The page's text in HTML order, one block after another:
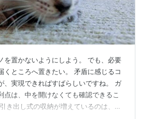
を置かないようにしよう。 でも、必要
くところへ置きたい。 矛盾に感じるコ
、実現できればすばらしいですね。 ガ
点は、中を開けなくても確認できるこ
き出し式の収納が増えているのは、収